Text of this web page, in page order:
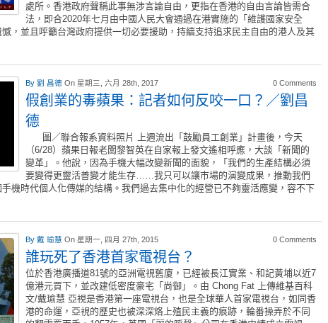
處所。香港政府聲稱此事無涉言論自由，更指在香港的自由言論皆需合
法，即合2020年七月由中國人民大會通過在港實施的「維護國家安全
，並且呼籲台灣政府提供一切必要援助，持續支持追求民主自由的港人及其
By 劉 昌德 On 星期三, 六月 28th, 2017 0 Comments
假創業的毒蘋果：記者如何反咬一口？／劉昌
德
圖／聯合報系資料照片 上週流出「鼓勵員工創業」計畫後，今天
（6/28）蘋果日報老闆黎智英在自家報上發文遙相呼應，大談「新聞的
變革」。他說，因為手機大幅改變新聞的面貌，「我們的生產結構必須
要變得更靈活善變才能生存……我只可以讓巿場的演變成果，推動我們
機時代個人化傳媒的結構。我們過去集中化的經營已不夠靈活應變，容不下
By 戴 瑜慧 On 星期一, 四月 27th, 2015 0 Comments
誰玩死了香港首家電視台？
位於香港廣播道81號的亞洲電視舊廈，已經被長江實業、和記黃埔以近7
億港元買下，並改建低密度豪宅「尚御」。由 Chong Fat 上傳維基百科
文/戴瑜慧 亞視是香港第一座電視台，也是全球華人首家電視台，如同香
港的命運，亞視的歷史也被深深烙上殖民主義的痕跡，輪番操弄於不同